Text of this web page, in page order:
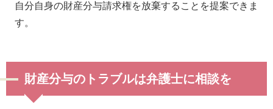
自分自身の財産分与請求権を放棄することを提案できま
す。
財産分与のトラブルは弁護士に相談を